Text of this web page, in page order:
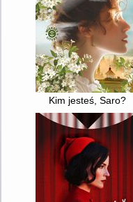
Kim jesteś, Saro?